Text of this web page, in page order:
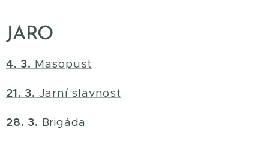
JARO
4. 3. Masopust
21. 3. Jarní slavnost
28. 3. Brigáda